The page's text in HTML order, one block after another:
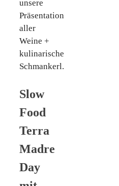
unsere
Präsentation
aller
Weine +
kulinarische
Schmankerl.
Slow
Food
Terra
Madre
Day